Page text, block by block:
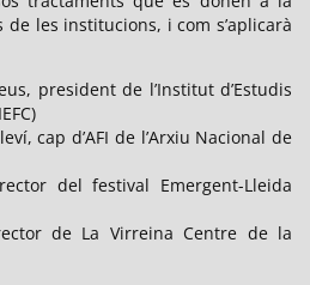
les institucions, i com s’aplicarà
president de l’Institut d’Estudis
cap d’AFI de l’Arxiu Nacional de
del festival Emergent-Lleida
de La Virreina Centre de la